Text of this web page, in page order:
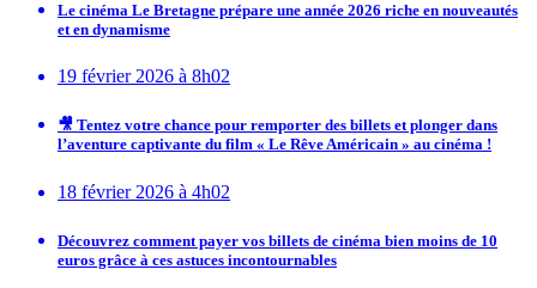
Le cinéma Le Bretagne prépare une année 2026 riche en nouveautés
et en dynamisme
19 février 2026 à 8h02
🎥 Tentez votre chance pour remporter des billets et plonger dans
l’aventure captivante du film « Le Rêve Américain » au cinéma !
18 février 2026 à 4h02
Découvrez comment payer vos billets de cinéma bien moins de 10
euros grâce à ces astuces incontournables